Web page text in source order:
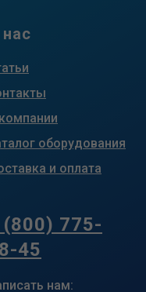
Вы соглашаетесь
данных
оборудования
и оплата
(800) 775-
45
нам: